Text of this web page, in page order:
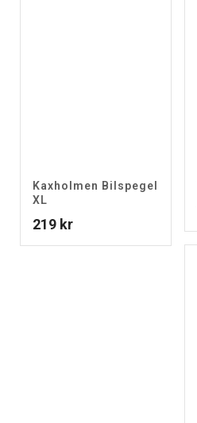
Kaxholmen Bilspegel
XL
219 kr